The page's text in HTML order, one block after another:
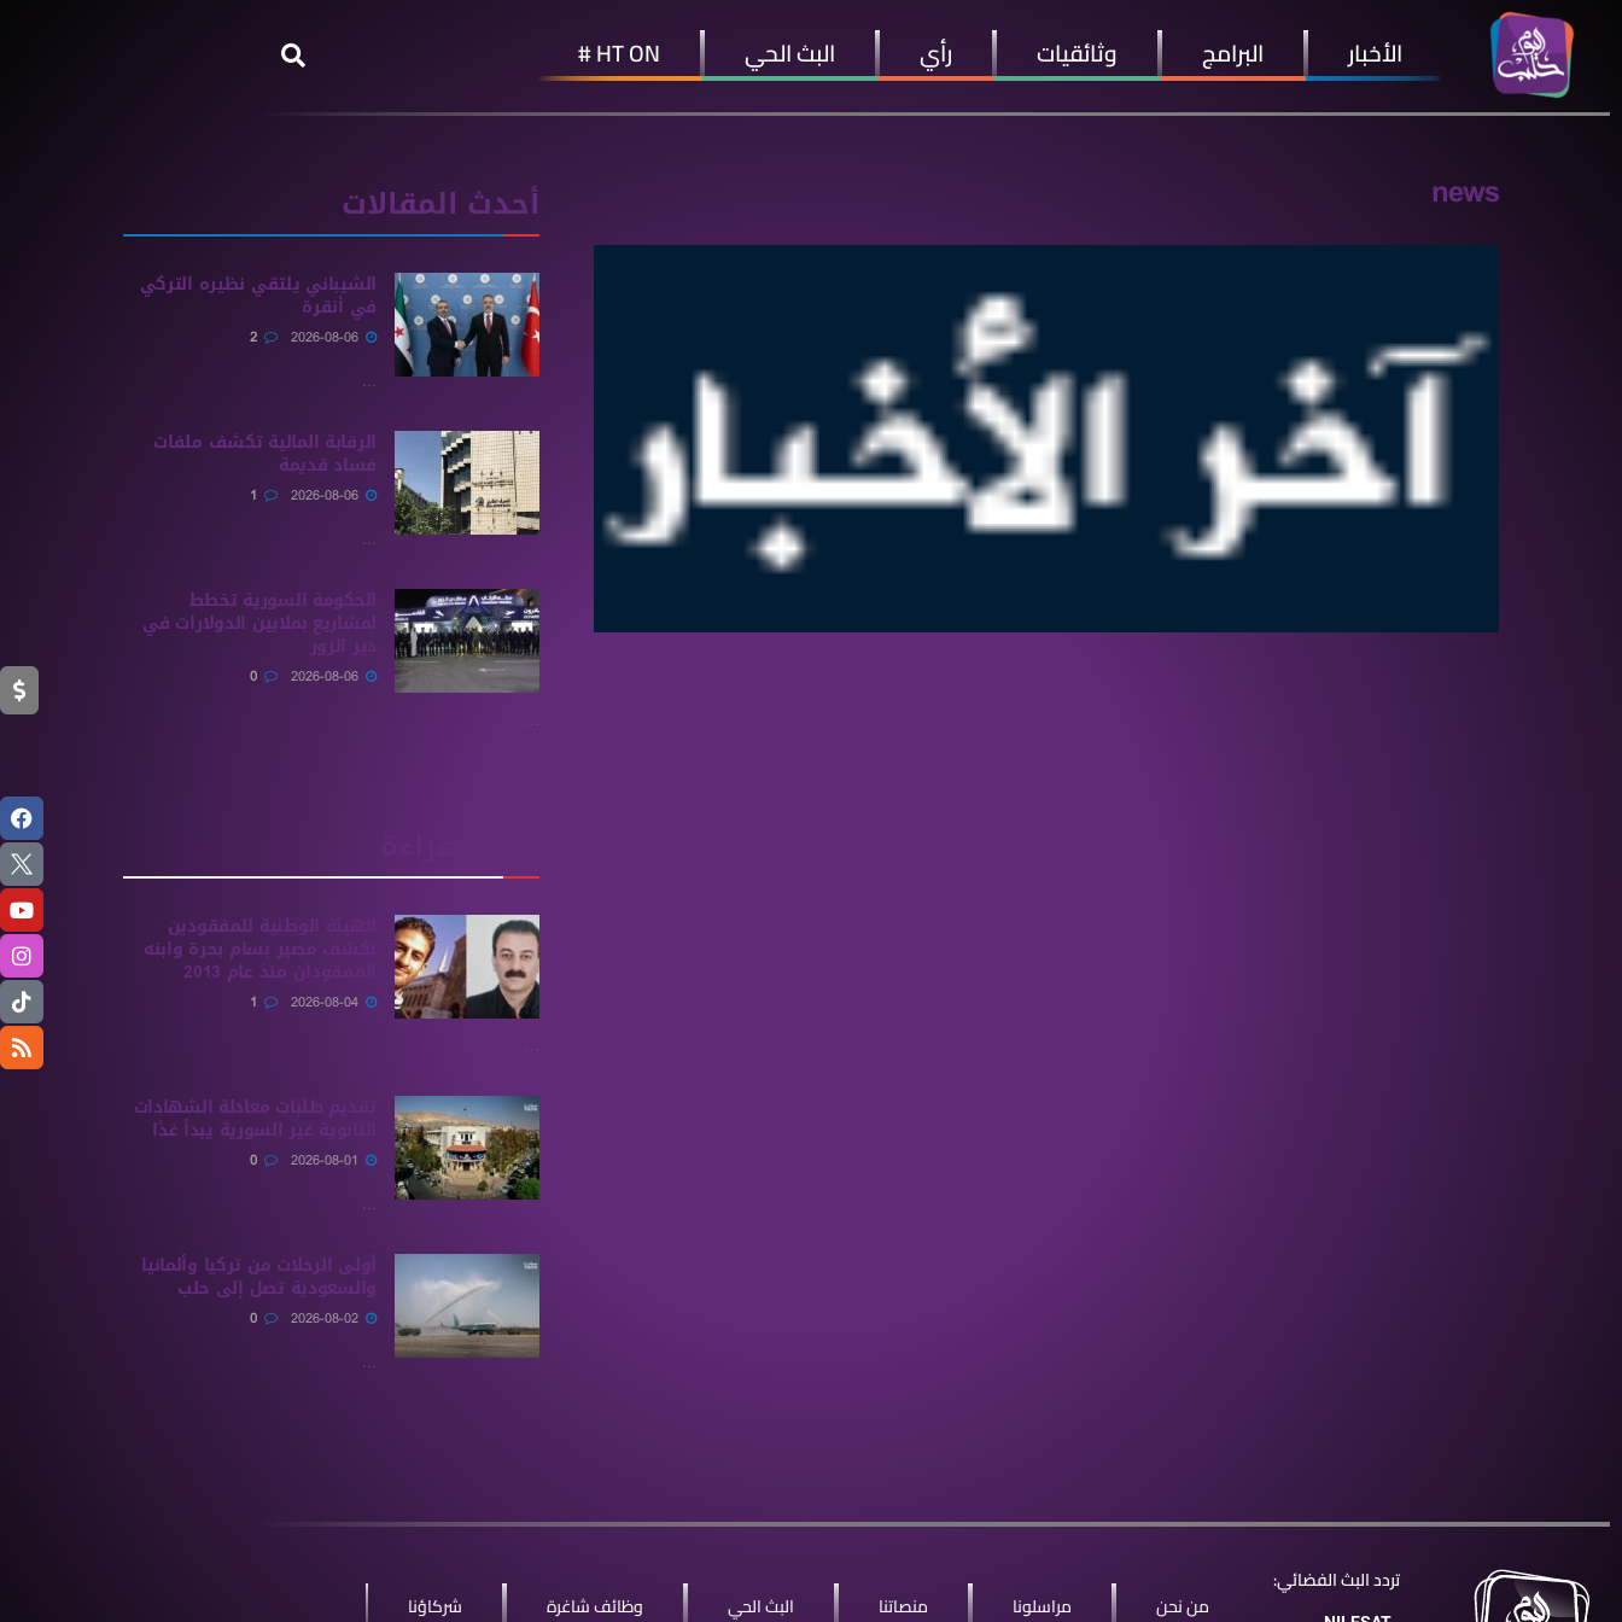
الأخبار البرامج وثائقيات رأي البث الحي HT ON #
news أحدث المقالات
الشيباني يلتقي نظيره التركي
في أنقرة
...
الرقابة المالية تكشف ملفات
فساد قديمة
...
الحكومة السورية تخطط
لمشاريع بملايين الدولارات في
دير الزور
...
الهيئة الوطنية للمفقودين
تكشف مصير بسام بحرة وابنه
المفقودان منذ عام 2013
...
تقديم طلبات معادلة الشهادات
الثانوية ‏غير السورية يبدأ غدًا
...
أولى الرحلات من ‏تركيا وألمانيا
والسعودية تصل إلى حلب
...
تردد البث الفضائي:
من نحن مراسلونا منصاتنا البث الحي وظائف شاغرة شركاؤنا